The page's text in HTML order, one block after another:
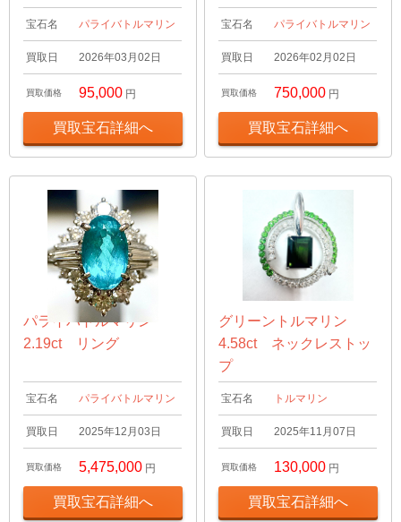
宝石名 パライバトルマリン
買取日 2026年03月02日
買取価格 95,000 円
買取宝石詳細へ
宝石名 パライバトルマリン
買取日 2026年02月02日
買取価格 750,000 円
買取宝石詳細へ
パライバトルマリン
2.19ct リング
宝石名 パライバトルマリン
買取日 2025年12月03日
買取価格 5,475,000 円
買取宝石詳細へ
グリーントルマリン
4.58ct ネックレストッ
プ
宝石名 トルマリン
買取日 2025年11月07日
買取価格 130,000 円
買取宝石詳細へ